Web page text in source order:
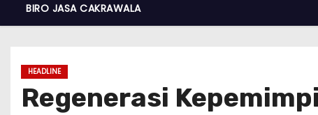
BIRO JASA CAKRAWALA
HEADLINE
Regenerasi